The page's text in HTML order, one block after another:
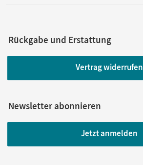
Rückgabe und Erstattung
Vertrag widerrufen
Newsletter abonnieren
Jetzt anmelden